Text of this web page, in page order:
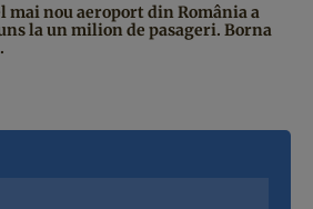
mai nou aeroport din România a
la un milion de pasageri. Borna